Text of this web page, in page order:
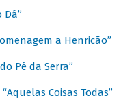
Dá”
a Henricão”
Pé da Serra”
“Aquelas Coisas Todas”